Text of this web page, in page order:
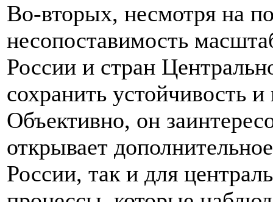
Во-вторых, несмотря на
несопоставимость
России и стран
сохранить устойчивость
Объективно, он
открывает
России, так и для